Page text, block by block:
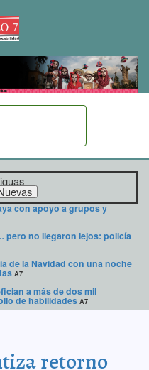
con apoyo a grupos y
pero no llegaron lejos: policía
de la Navidad con una noche
A7
a más de dos mil
de habilidades A7
la fase final de los Juegos
Congreso del Estado A7
retorno